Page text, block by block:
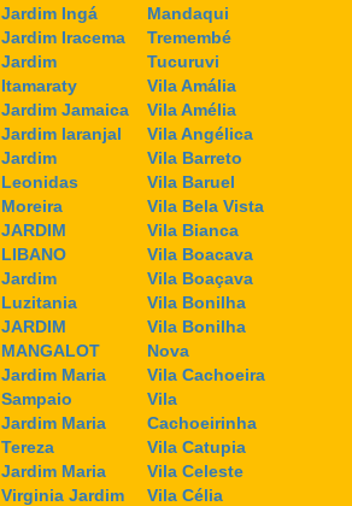
Jardim Ingá
Jardim Iracema
Jardim
Itamaraty
Jardim Jamaica
Jardim laranjal
Jardim
Leonidas
Moreira
JARDIM
LIBANO
Jardim
Luzitania
JARDIM
MANGALOT
Jardim Maria
Sampaio
Jardim Maria
Tereza
Jardim Maria
Virginia Jardim
Mandaqui
Tremembé
Tucuruvi
Vila Amália
Vila Amélia
Vila Angélica
Vila Barreto
Vila Baruel
Vila Bela Vista
Vila Bianca
Vila Boacava
Vila Boaçava
Vila Bonilha
Vila Bonilha
Nova
Vila Cachoeira
Vila
Cachoeirinha
Vila Catupia
Vila Celeste
Vila Célia